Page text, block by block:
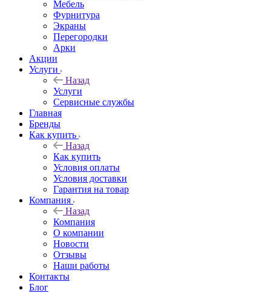
Мебель
Фурнитура
Экраны
Перегородки
Арки
Акции
Услуги
Назад
Услуги
Сервисные службы
Главная
Бренды
Как купить
Назад
Как купить
Условия оплаты
Условия доставки
Гарантия на товар
Компания
Назад
Компания
О компании
Новости
Отзывы
Наши работы
Контакты
Блог